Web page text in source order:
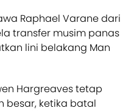
Raphael Varane dari
transfer musim panas
lini belakang Man
Hargreaves tetap
besar, ketika batal